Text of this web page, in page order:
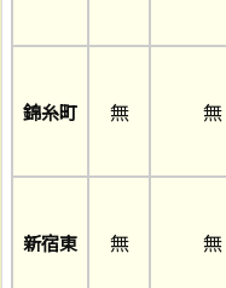
錦糸町 無 無
新宿東 無 無